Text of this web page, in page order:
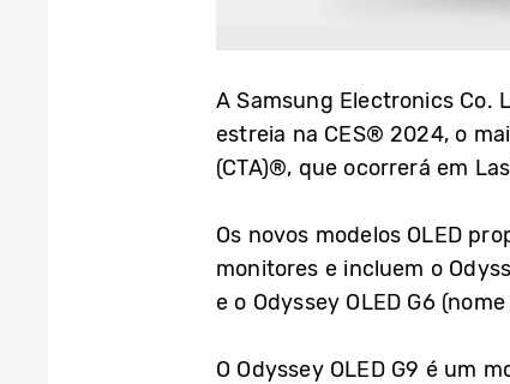
A Samsung Electronics Co.
estreia na CES® 2024, o
(CTA)®, que ocorrerá em
Os novos modelos OLED
monitores e incluem o
e o Odyssey OLED G6
O Odyssey OLED G9 é um